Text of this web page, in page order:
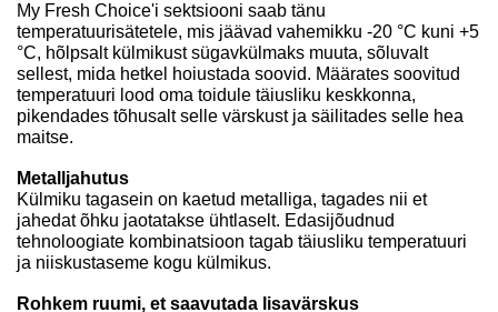
My Fresh Choice'i sektsiooni saab tänu
temperatuurisätetele, mis jäävad vahemikku -20 °C kuni +5
°C, hõlpsalt külmikust sügavkülmaks muuta, sõluvalt
sellest, mida hetkel hoiustada soovid. Määrates soovitud
temperatuuri lood oma toidule täiusliku keskkonna,
pikendades tõhusalt selle värskust ja säilitades selle hea
maitse.
Metalljahutus
Külmiku tagasein on kaetud metalliga, tagades nii et
jahedat õhku jaotatakse ühtlaselt. Edasijõudnud
tehnoloogiate kombinatsioon tagab täiusliku temperatuuri
ja niiskustaseme kogu külmikus.
Rohkem ruumi, et saavutada lisavärskus